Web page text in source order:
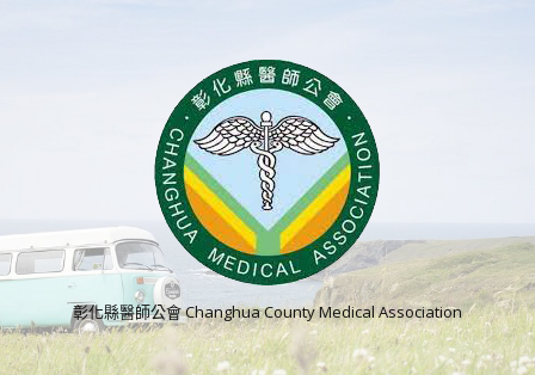
彰化縣醫師公會 Changhua County Medical Association